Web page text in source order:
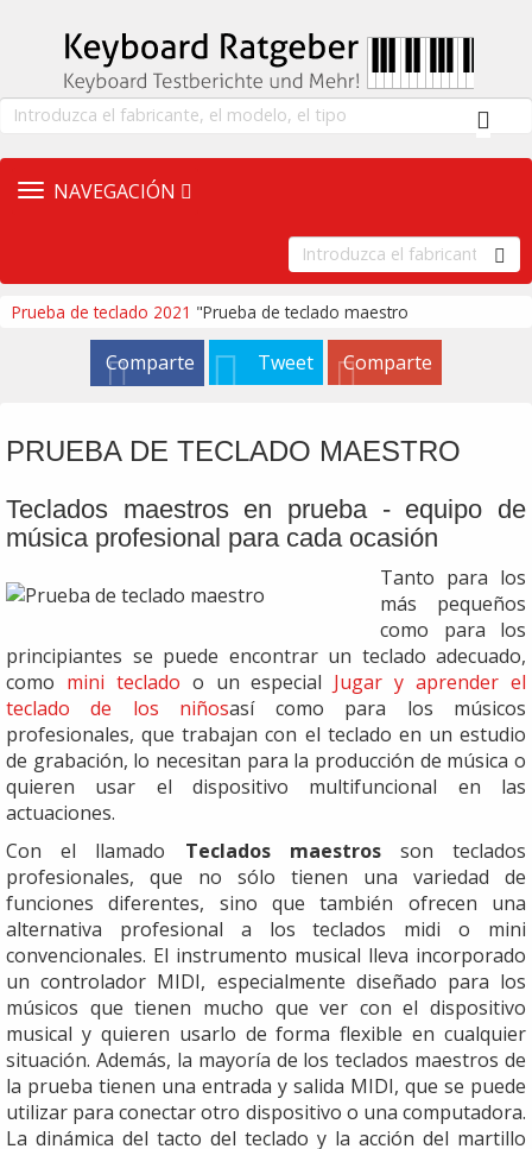
CAMBIAR
NAVEGACIÓN
Prueba de teclado 2021 "Prueba de teclado maestro
Comparte Tweet Comparte
PRUEBA DE TECLADO MAESTRO
Teclados maestros en prueba - equipo de
música profesional para cada ocasión
Tanto para los
más pequeños
como para los
principiantes se puede encontrar un teclado adecuado,
como mini teclado o un especial Jugar y aprender el
teclado de los niñosasí como para los músicos
profesionales, que trabajan con el teclado en un estudio
de grabación, lo necesitan para la producción de música o
quieren usar el dispositivo multifuncional en las
actuaciones.
Con el llamado Teclados maestrosson teclados
profesionales, que no sólo tienen una variedad de
funciones diferentes, sino que también ofrecen una
alternativa profesional a los teclados midi o mini
convencionales. El instrumento musical lleva incorporado
un controlador MIDI, especialmente diseñado para los
músicos que tienen mucho que ver con el dispositivo
musical y quieren usarlo de forma flexible en cualquier
situación. Además, la mayoría de los teclados maestros de
la prueba tienen una entrada y salida MIDI, que se puede
utilizar para conectar otro dispositivo o una computadora.
La dinámica del tacto del teclado y la acción del martillo